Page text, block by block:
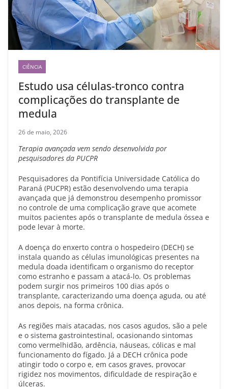
CIÊNCIA
Estudo usa células-tronco contra
complicações do transplante de
medula
26 de maio, 2026
Terapia avançada vem sendo desenvolvida por
pesquisadores da PUCPR
Pesquisadores da Pontifícia Universidade Católica do
Paraná (PUCPR) estão desenvolvendo uma terapia
avançada que já demonstrou desempenho promissor
no controle de uma complicação grave que acomete
muitos pacientes após o transplante de medula óssea e
pode levar à morte.
A doença do enxerto contra o hospedeiro (DECH) se
instala quando as células imunológicas presentes na
medula doada identificam o organismo do receptor
como estranho e passam a atacá-lo. Os problemas
podem surgir nos primeiros 100 dias após o
transplante, caracterizando uma doença aguda, ou até
anos depois, na forma crônica.
As regiões mais atacadas, nos casos agudos, são a pele
e o sistema gastrointestinal, ocasionando sintomas
como vermelhidão, ardência, náuseas, cólicas e mal
funcionamento do fígado. Já a DECH crônica pode
atingir todo o corpo e, em casos graves, provocar
rigidez nos movimentos, dificuldade de respiração e
úlceras.